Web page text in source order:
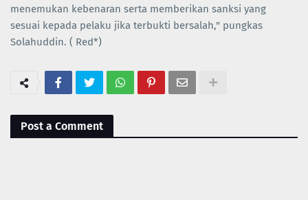
menemukan kebenaran serta memberikan sanksi yang
sesuai kepada pelaku jika terbukti bersalah," pungkas
Solahuddin. ( Red*)
Post a Comment